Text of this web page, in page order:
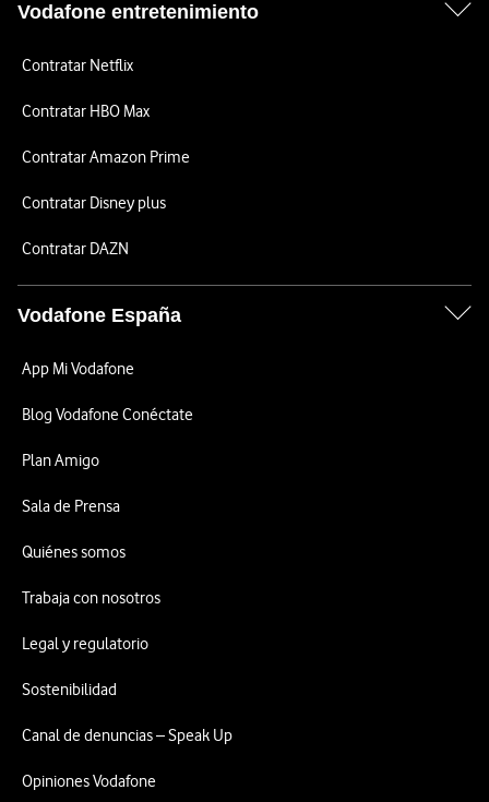
Vodafone entretenimiento
Contratar Netflix
Contratar HBO Max
Contratar Amazon Prime
Contratar Disney plus
Contratar DAZN
Vodafone España
App Mi Vodafone
Blog Vodafone Conéctate
Plan Amigo
Sala de Prensa
Quiénes somos
Trabaja con nosotros
Legal y regulatorio
Sostenibilidad
Canal de denuncias – Speak Up
Opiniones Vodafone